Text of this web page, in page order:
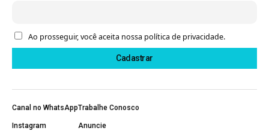
Ao prosseguir, você aceita nossa política de privacidade.
Canal no WhatsApp
Instagram
Trabalhe Conosco
Anuncie